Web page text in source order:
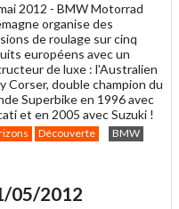
2012 - BMW Motorrad
organise des
de roulage sur cinq
européens avec un
de luxe : l'Australien
Corser, double champion du
Superbike en 1996 avec
et en 2005 avec Suzuki !
Découverte
BMW
05/2012